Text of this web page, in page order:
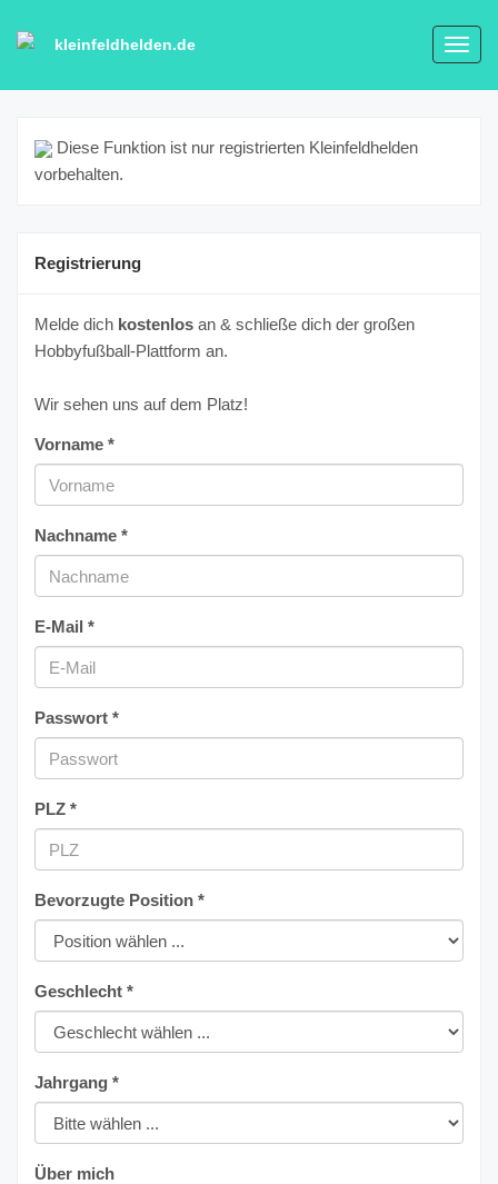
kleinfeldhelden.de
Diese Funktion ist nur registrierten Kleinfeldhelden
vorbehalten.
Registrierung
Melde dich kostenlos an & schließe dich der großen
Hobbyfußball-Plattform an.
Wir sehen uns auf dem Platz!
Vorname *
Nachname *
E-Mail *
Passwort *
PLZ *
Bevorzugte Position *
Geschlecht *
Jahrgang *
Über mich